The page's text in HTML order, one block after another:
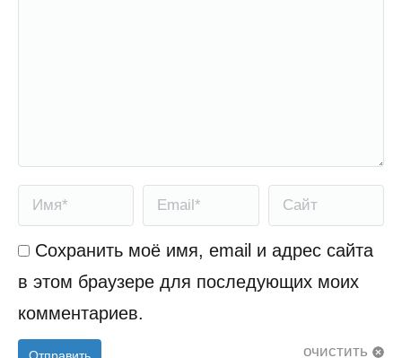
Имя * Email * Сайт
Сохранить моё имя, email и адрес сайта
в этом браузере для последующих моих
комментариев.
очистить